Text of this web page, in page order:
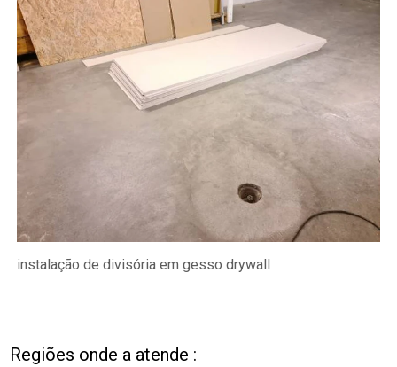
instalação de divisória em gesso drywall
Regiões onde a atende :